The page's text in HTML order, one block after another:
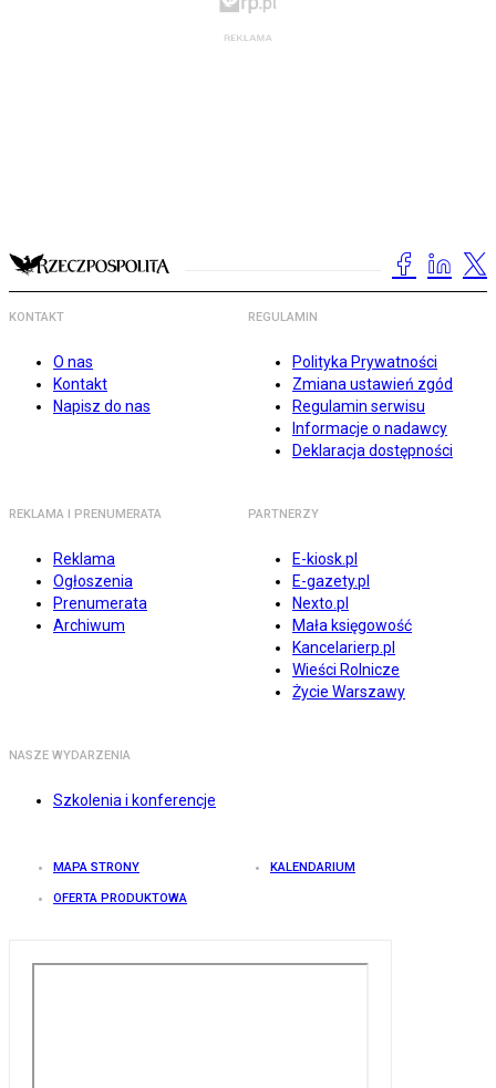
KONTAKT
O nas
Kontakt
Napisz do nas
REGULAMIN
Polityka Prywatności
Zmiana ustawień zgód
Regulamin serwisu
Informacje o nadawcy
Deklaracja dostępności
REKLAMA I PRENUMERATA
Reklama
Ogłoszenia
Prenumerata
Archiwum
PARTNERZY
E-kiosk.pl
E-gazety.pl
Nexto.pl
Mała księgowość
Kancelarierp.pl
Wieści Rolnicze
Życie Warszawy
NASZE WYDARZENIA
Szkolenia i konferencje
MAPA STRONY KALENDARIUM
OFERTA PRODUKTOWA